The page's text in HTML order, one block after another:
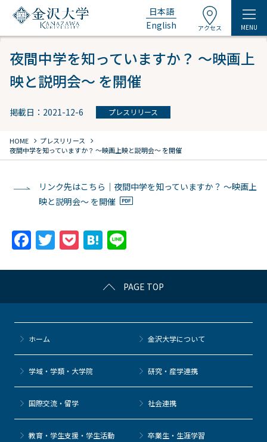
日本語
English
アクセス MENU
夜間中学を知っていますか？ ～映画上
映と説明会～ を開催
掲載日：2021-12-6 プレスリリース
HOME chevron_right プレスリリース chevron_right
夜間中学を知っていますか？ ～映画上映と説明会～ を開催
リンク先はこちら｜夜間中学を知っていますか？ ～映画上
映と説明会～ を開催
F
c
e
b
o
o
k
T
itt
er
P
c
k
et
H
e
n
a
e
PAGE TOP
ホーム 金沢大学について
学域・学類・大学院 研究・産学連携
国際交流・留学 社会連携
教育・学生支援・学生活動 卒業生・生涯学習